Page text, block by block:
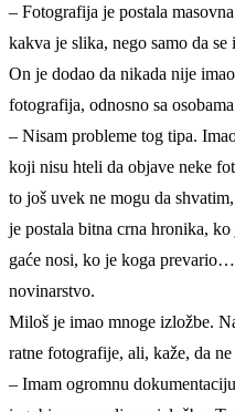
– Fotografija je postala
kakva je slika, nego samo da se
On je dodao da nikada nije
fotografija, odnosno sa
– Nisam probleme tog tipa.
koji nisu hteli da objave neke
to još uvek ne mogu da
je postala bitna crna hronika,
gaće nosi, ko je koga
novinarstvo.
Miloš je imao mnoge izložbe.
ratne fotografije, ali, kaže, da
– Imam ogromnu